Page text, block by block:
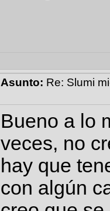
Asunto: Re: Slumi
Bueno a lo
veces, no
hay que
con algún